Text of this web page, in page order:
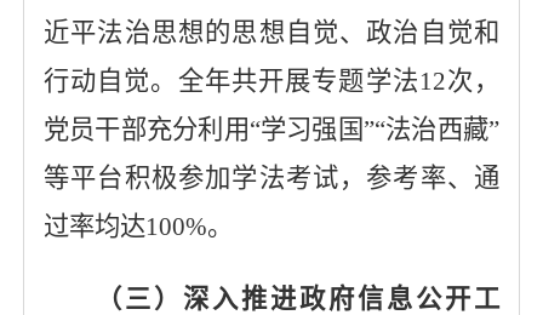
近平法治思想的思想自觉、政治自觉和
行动自觉。 全年共开展专题学法12次 ，
党员干部充分利用“学习强国”“法治西藏”
等平台积极参加学法考试， 参考率、通
过率均达100%。
（三）深入推进政府信息公开工